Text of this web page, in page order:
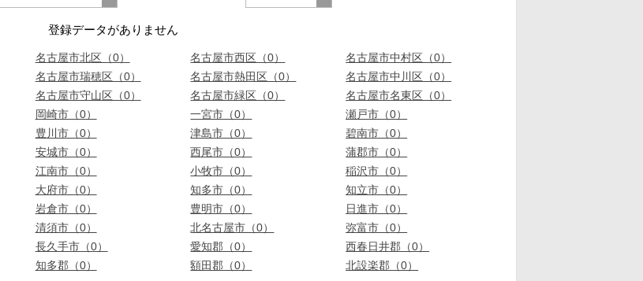
登録データがありません
名古屋市北区（0） 名古屋市西区（0）
名古屋市中村区（0）
名古屋市瑞穂区（0） 名古屋市熱田区（0）
名古屋市中川区（0）
名古屋市守山区（0） 名古屋市緑区（0）
名古屋市名東区（0）
岡崎市（0） 一宮市（0）
瀬戸市（0）
豊川市（0） 津島市（0）
碧南市（0）
安城市（0） 西尾市（0）
蒲郡市（0）
江南市（0） 小牧市（0）
稲沢市（0）
大府市（0） 知多市（0）
知立市（0）
岩倉市（0） 豊明市（0）
日進市（0）
清須市（0） 北名古屋市（0）
弥富市（0）
長久手市（0） 愛知郡（0）
西春日井郡（0）
知多郡（0） 額田郡（0） 北設楽郡（0）